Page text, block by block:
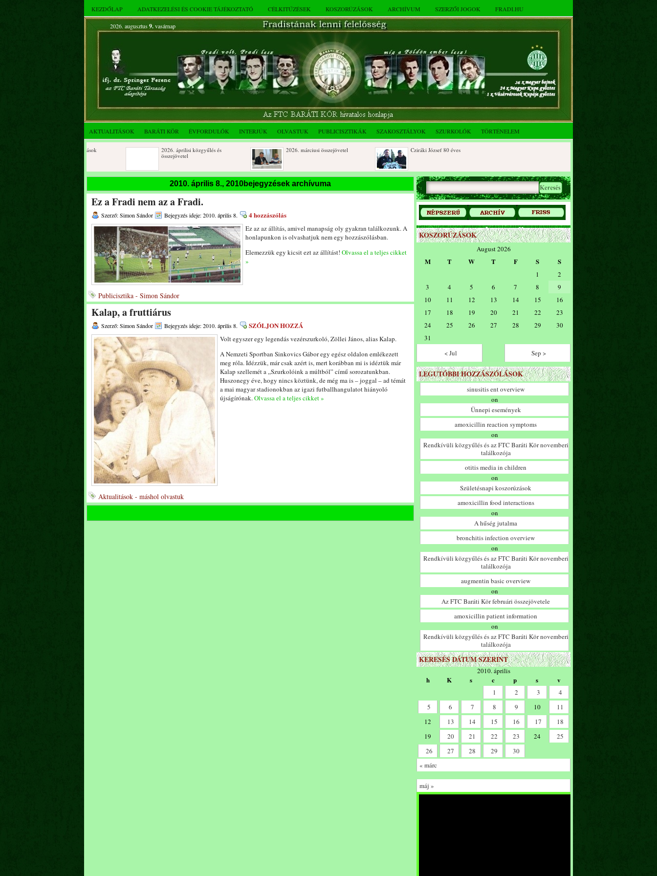
KEZDŐLAP ADATKEZELÉSI ÉS COOKIE TÁJÉKOZTATÓ CÉLKITŰZÉSEK KOSZORÚZÁSOK ARCHÍVUM SZERZŐI JOGOK FRADI.HU
2026. augusztus 9.vasárnap
AKTUALITÁSOK BARÁTI KÖR ÉVFORDULÓK INTERJÚK OLVASTUK PUBLICISZTIKÁK SZAKOSZTÁLYOK SZURKOLÓK TÖRTÉNELEM
2026. áprilisi közgyűlés és
összejövetel
2026. márciusi összejövetel Cziráki József 80 éves
Születésnapi koszorúzások
Rendkívüli közgyűlés és a 2025.
novemberi összejövetel
Dálnoki József 90 éves
Az FTC Baráti Kör 2025. októberi
összejövetel
2010. április 8., 2010bejegyzések archívuma
Ez a Fradi nem az a Fradi.
Szerző: Simon Sándor Bejegyzés ideje: 2010. április 8. 4 hozzászólás
Ez az az állítás, amivel manapság oly gyakran találkozunk. A
honlapunkon is olvashatjuk nem egy hozzászólásban.
Elemezzük egy kicsit ezt az állítást! Olvassa el a teljes cikket
»
Publicisztika - Simon Sándor
Kalap, a fruttiárus
Szerző: Simon Sándor Bejegyzés ideje: 2010. április 8. SZÓLJON HOZZÁ
Volt egyszer egy legendás vezérszurkoló, Zöllei János, alias Kalap.
A Nemzeti Sportban Sinkovics Gábor egy egész oldalon emlékezett
meg róla. Idézzük, már csak azért is, mert korábban mi is idéztük már
Kalap szellemét a „Szurkolóink a múltból” című sorozatunkban.
Huszonegy éve, hogy nincs köztünk, de még ma is – joggal – ad témát
a mai magyar stadionokban az igazi futballhangulatot hiányoló
újságírónak.Olvassa el a teljes cikket »
Aktualitások - máshol olvastuk
KOSZORÚZÁSOK
August 2026
M T W T F S S
1
2
3
4 5 6 7 8
9
10
11 12 13 14 15
16
17
18 19 20 21 22
23
24
25 26 27 28 29
30
31
< Jul
Sep >
LEGUTÓBBI HOZZÁSZÓLÁSOK
sinusitis ent overview
on
Ünnepi események
amoxicillin reaction symptoms
on
Rendkívüli közgyűlés és az FTC Baráti Kör novemberi
találkozója
otitis media in children
on
Születésnapi koszorúzások
amoxicillin food interactions
on
A hűség jutalma
bronchitis infection overview
on
Rendkívüli közgyűlés és az FTC Baráti Kör novemberi
találkozója
augmentin basic overview
on
Az FTC Baráti Kör februári összejövetele
amoxicillin patient information
on
Rendkívüli közgyűlés és az FTC Baráti Kör novemberi
találkozója
KERESÉS DÁTUM SZERINT
2010. április
h K s c p s v
1 2 3
4
5
6 7 8 9 10
11
12
13 14 15 16 17
18
19
20 21 22 23 24
25
26
27 28 29
30
« márc
máj »